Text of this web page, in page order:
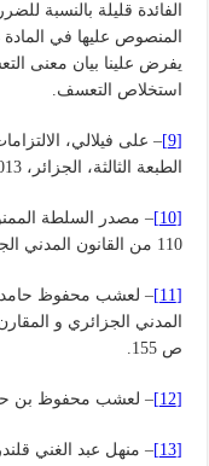
الفائدة قليلة بالنسبة
يفرض علينا بيان معنى
استخلاص التعسف.
[9]
– على فيلالي،
الطبعة الثالثة، الجزائر، 2013 ، ص 61.
[10]
– مصدر السلطة
110 من القانون المدني الجزائري، المشار إليها سابقا
[11]
– لعشب محفوظ حامد،
ص 155.
[12] – لعشب محفوظ بن
[13]
– منهل عبد الغني